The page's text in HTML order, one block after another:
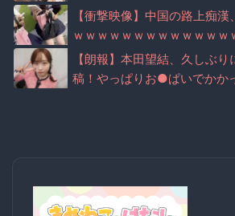
【衝撃映像】中国の路上痴
ｗｗｗｗｗｗｗｗｗｗｗｗｗ
【朗報】本田望結、久しぶ
稿！やっぱりお●ぱいでかか